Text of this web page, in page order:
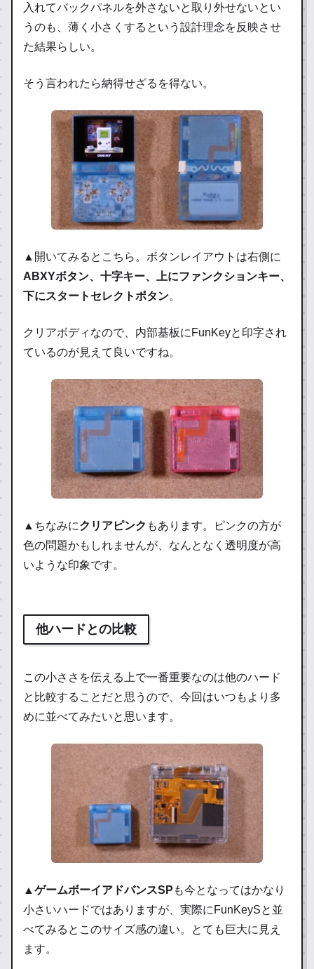
入れてバックパネルを外さないと取り外せないとい
うのも、薄く小さくするという設計理念を反映させ
た結果らしい。
そう言われたら納得せざるを得ない。
▲開いてみるとこちら。ボタンレイアウトは右側に
ABXYボタン、十字キー、上にファンクションキー、
下にスタートセレクトボタン。
クリアボディなので、内部基板にFunKeyと印字され
ているのが見えて良いですね。
▲ちなみにクリアピンク もあります。ピンクの方が
色の問題かもしれませんが、なんとなく透明度が高
いような印象です。
他ハードとの比較
この小ささを伝える上で一番重要なのは他のハード
と比較することだと思うので、今回はいつもより多
めに並べてみたいと思います。
▲ ゲームボーイアドバンスSP も今となってはかなり
小さいハードではありますが、実際にFunKeySと並
べてみるとこのサイズ感の違い。とても巨大に見え
ます。